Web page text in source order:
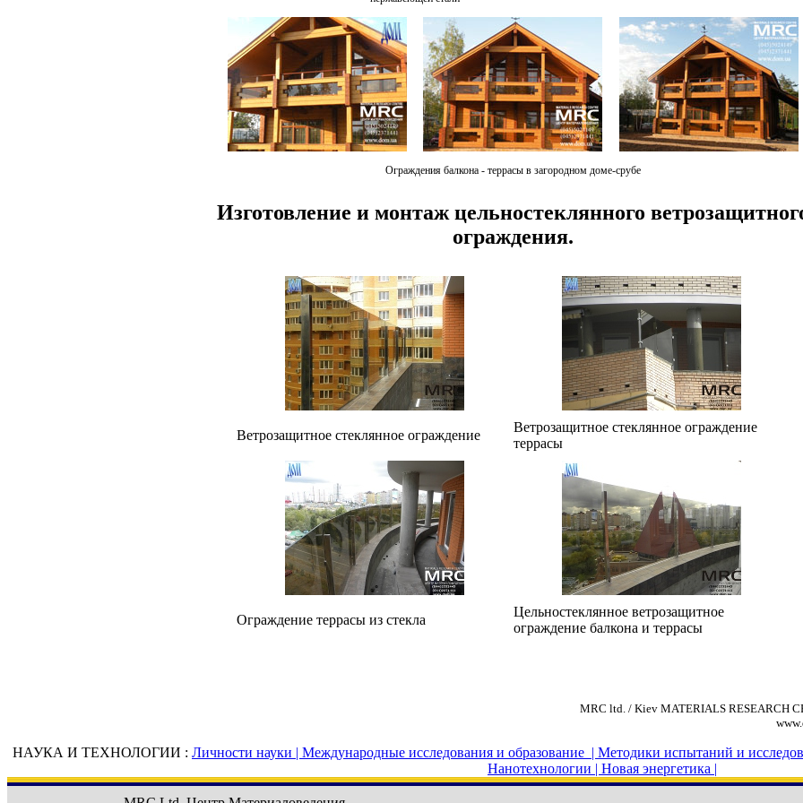
Ограждения балкона - террасы в загородном доме-срубе
Изготовление и монтаж цельностеклянного
ограждения.
Ветрозащитное стеклянное ограждение
Ветрозащитное стеклянное ограждение
террасы
Ограждение террасы из стекла
Цельностеклянное ветрозащитное
ограждение балкона и террасы
MRC ltd. / Kiev MATERIALS RESEARCH
НАУКА И ТЕХНОЛОГИИ : Личности науки | Международные исследования и образование | Методики испытаний и
Нанотехнологии | Новая энергетика |